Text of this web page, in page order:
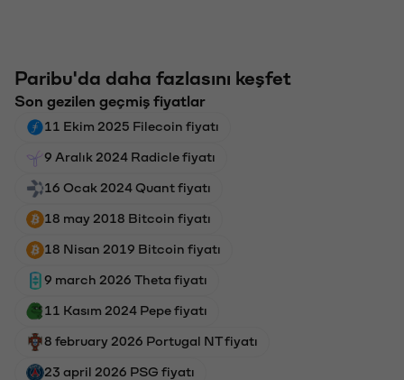
Paribu'da daha fazlasını keşfet
Son gezilen geçmiş fiyatlar
11 Ekim 2025 Filecoin fiyatı
9 Aralık 2024 Radicle fiyatı
16 Ocak 2024 Quant fiyatı
18 may 2018 Bitcoin fiyatı
18 Nisan 2019 Bitcoin fiyatı
9 march 2026 Theta fiyatı
11 Kasım 2024 Pepe fiyatı
8 february 2026 Portugal NT fiyatı
23 april 2026 PSG fiyatı